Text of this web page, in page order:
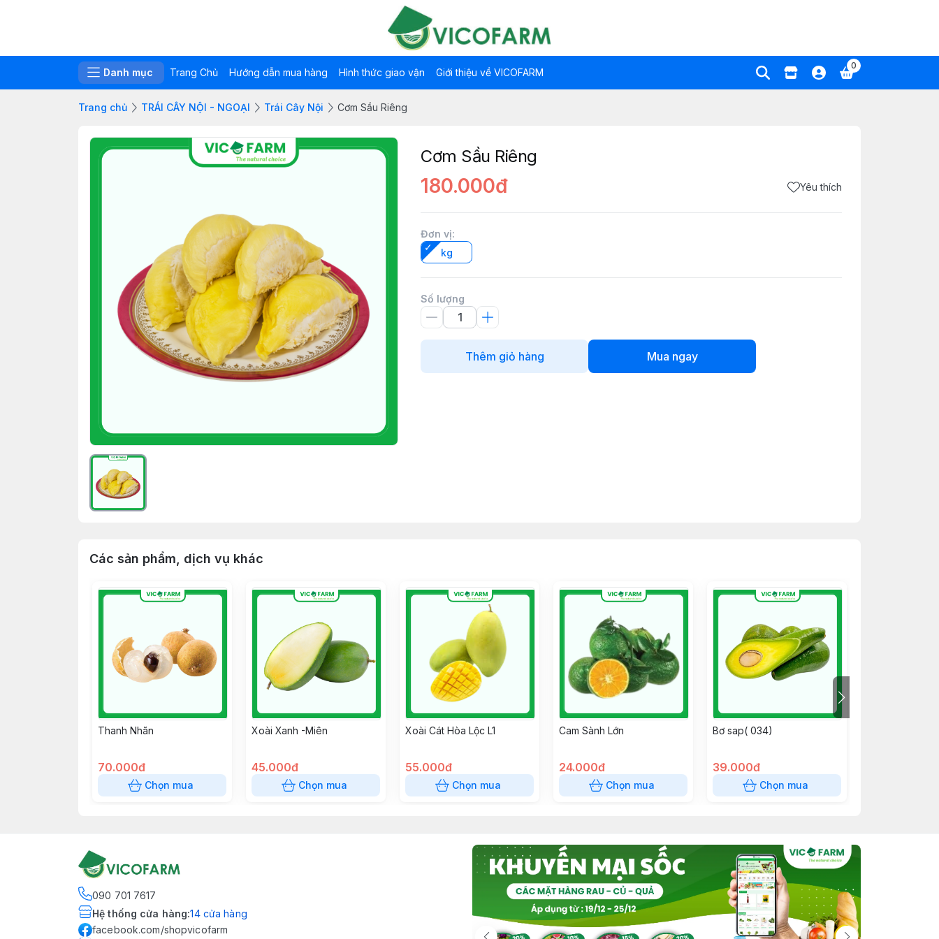
Danh mục Trang Chủ Hướng dẫn mua hàng Hình thức giao vận Giới thiệu về VICOFARM
0
Trang chủ TRÁI CÂY NỘI - NGOẠI Trái Cây Nội Cơm Sầu Riêng
Cơm Sầu Riêng
180.000đ Yêu thích
Đơn vị:
kg
Số lượng
Thêm giỏ hàng Mua ngay
Các sản phẩm, dịch vụ khác
Thanh Nhãn
70.000đ
Chọn mua
Xoài Xanh -Miên
45.000đ
Chọn mua
Xoài Cát Hòa Lộc L1
55.000đ
Chọn mua
Cam Sành Lớn
24.000đ
Chọn mua
Bơ sap( 034)
39.000đ
Chọn mua
090 701 7617
Hệ thống cửa hàng:14 cửa hàng
facebook.com/shopvicofarm